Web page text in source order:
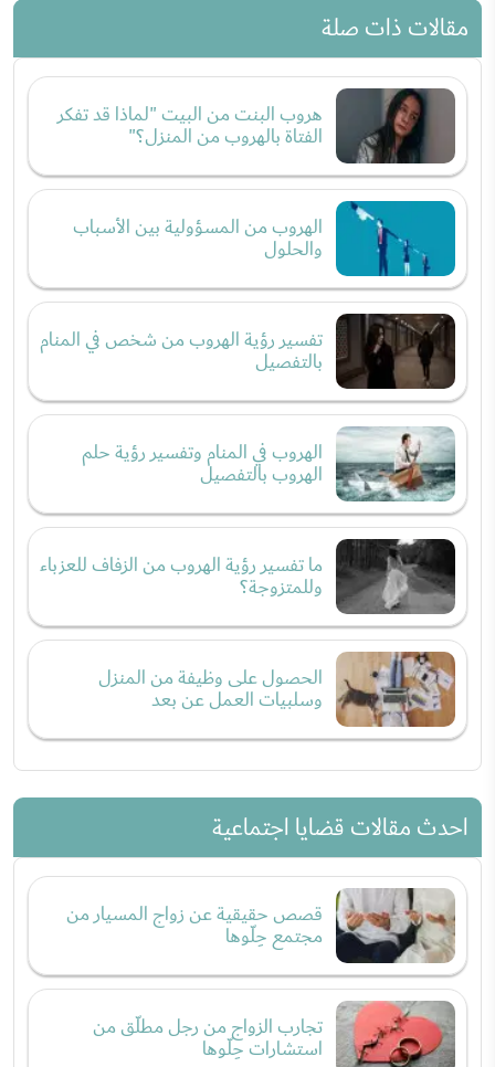
مقالات ذات صلة
هروب البنت من البيت "لماذا قد تفكر
الفتاة بالهروب من المنزل؟"
الهروب من المسؤولية بين الأسباب
والحلول
تفسير رؤية الهروب من شخص في المنام
بالتفصيل
الهروب في المنام وتفسير رؤية حلم
الهروب بالتفصيل
ما تفسير رؤية الهروب من الزفاف للعزباء
وللمتزوجة؟
الحصول على وظيفة من المنزل
وسلبيات العمل عن بعد
احدث مقالات قضايا اجتماعية
قصص حقيقية عن زواج المسيار من
مجتمع حِلّوها
تجارب الزواج من رجل مطلّق من
استشارات حِلّوها